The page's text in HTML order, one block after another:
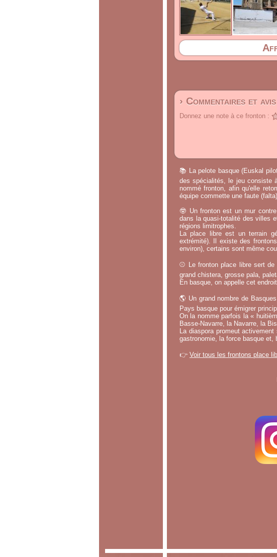
› Commentaires et
Donnez une note à ce fronton :
📚 La pelote basque (Euskal
des spécialités, le jeu consiste
nommé fronton, afin qu'elle
équipe commette une faute
🤓 Un fronton est un mur
dans la quasi-totalité des villes
régions limitrophes.
La place libre est un terrain
extrémité). Il existe des
environ), certains sont même
⚾ Le fronton place libre sert
grand chistera, grosse pala,
En basque, on appelle cet
🌎 Un grand nombre de
Pays basque pour émigrer
On la nomme parfois la «
Basse-Navarre, la Navarre, la
La diaspora promeut
gastronomie, la force basque et,
👉 Voir tous les frontons place